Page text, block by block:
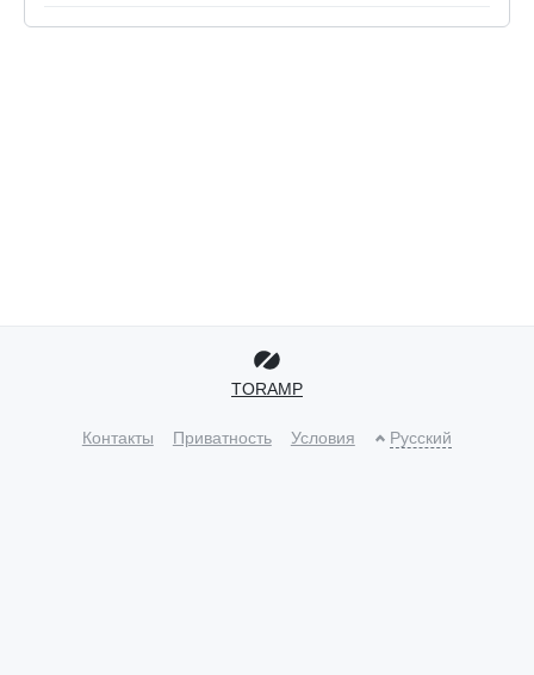
TORAMP
Контакты Приватность Условия Русский